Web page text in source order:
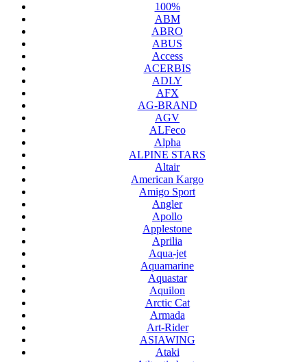
100%
ABM
ABRO
ABUS
Access
ACERBIS
ADLY
AFX
AG-BRAND
AGV
ALFeco
Alpha
ALPINE STARS
Altair
American Kargo
Amigo Sport
Angler
Apollo
Applestone
Aprilia
Aqua-jet
Aquamarine
Aquastar
Aquilon
Arctic Cat
Armada
Art-Rider
ASIAWING
Ataki